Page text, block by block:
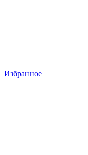
Избранное